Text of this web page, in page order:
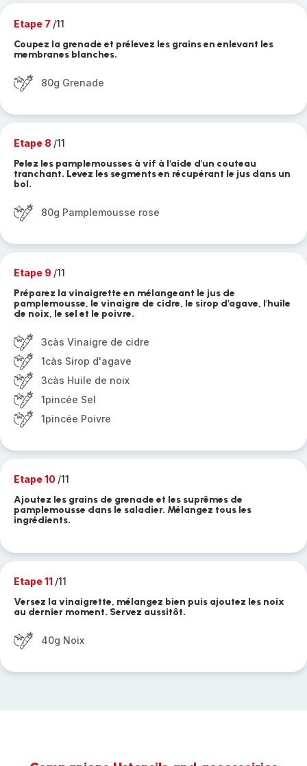
Etape 7 /11
Coupez la grenade et prélevez les grains en enlevant les
membranes blanches.
80g Grenade
Etape 8 /11
Pelez les pamplemousses à vif à l'aide d'un couteau
tranchant. Levez les segments en récupérant le jus dans un
bol.
80g Pamplemousse rose
Etape 9 /11
Préparez la vinaigrette en mélangeant le jus de
pamplemousse, le vinaigre de cidre, le sirop d'agave, l'huile
de noix, le sel et le poivre.
3càs Vinaigre de cidre
1càs Sirop d'agave
3càs Huile de noix
1pincée Sel
1pincée Poivre
Etape 10 /11
Ajoutez les grains de grenade et les suprêmes de
pamplemousse dans le saladier. Mélangez tous les
ingrédients.
Etape 11 /11
Versez la vinaigrette, mélangez bien puis ajoutez les noix
au dernier moment. Servez aussitôt.
40g Noix